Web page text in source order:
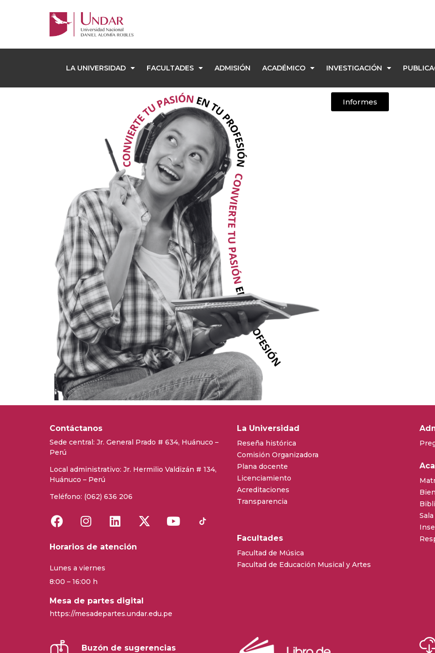
LA UNIVERSIDAD FACULTADES ADMISIÓN ACADÉMICO INVESTIGACIÓN
Informes
Contáctanos
Sede central: Jr. General Prado # 634, Huánuco –
Perú
Local administrativo: Jr. Hermilio Valdizán # 134,
Huánuco – Perú
Teléfono: (062) 636 206
Horarios de atención
Lunes a viernes
8:00 – 16:00 h
Mesa de partes digital
https://mesadepartes.undar.edu.pe
La Universidad
Reseña histórica
Comisión Organizadora
Plana docente
Licenciamiento
Acreditaciones
Transparencia
Facultades
Facultad de Música
Facultad de Educación Musical y Artes
Buzón de sugerencias